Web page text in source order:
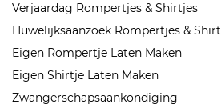
Verjaardag Rompertjes & Shirtjes
Huwelijksaanzoek Rompertjes & Shirt
Eigen Rompertje Laten Maken
Eigen Shirtje Laten Maken
Zwangerschapsaankondiging